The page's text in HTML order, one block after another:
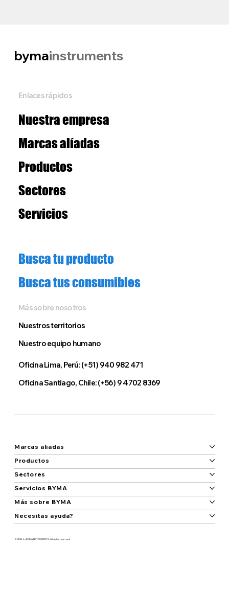
Marcas aliadas
Productos
Sectores
Servicios BYMA
Más sobre BYMA
Necesitas ayuda?
bymainstruments
Enlaces rápidos
Nuestra empresa
Marcas alíadas
Productos
Sectores
Servicios
Busca tu producto
Busca tus consumibles
Más sobre nosotros
Nuestros territorios
Nuestro equipo humano
Oficina Lima, Perú: (+51) 940 982 471
Oficina Santiago, Chile: (‭+56) 9 4702 8369‬
© 2026 by BYMAINSTRUMENTS. All rights reserved